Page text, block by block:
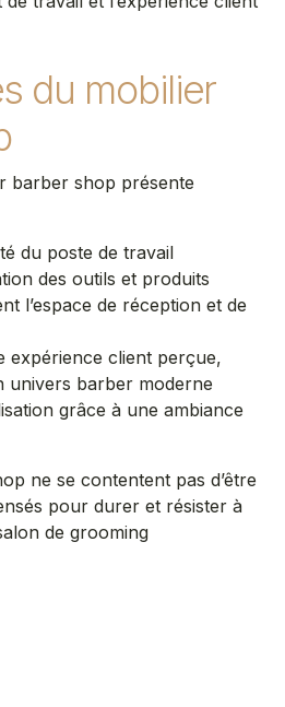
du mobilier
barber shop présente
du poste de travail
des outils et produits
l’espace de réception et de
expérience client perçue,
univers barber moderne
grâce à une ambiance
ne se contentent pas d’être
pour durer et résister à
de grooming